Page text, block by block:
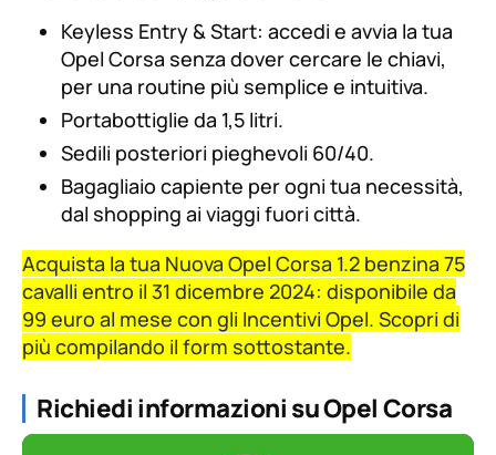
Keyless Entry & Start: accedi e avvia la tua
Opel Corsa senza dover cercare le chiavi,
per una routine più semplice e intuitiva.
Portabottiglie da 1,5 litri.
Sedili posteriori pieghevoli 60/40.
Bagagliaio capiente per ogni tua necessità,
dal shopping ai viaggi fuori città.
Acquista la tua Nuova Opel Corsa 1.2 benzina 75
cavalli entro il 31 dicembre 2024: disponibile da
99 euro al mese con gli Incentivi Opel. Scopri di
più compilando il form sottostante.
Richiedi informazioni su Opel Corsa